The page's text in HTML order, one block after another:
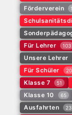
Förderverein
Für Lehrer 103
Unsere Lehrer
Für Schüler
Klasse 7 51
Klasse 10 65
Ausfahrten 23